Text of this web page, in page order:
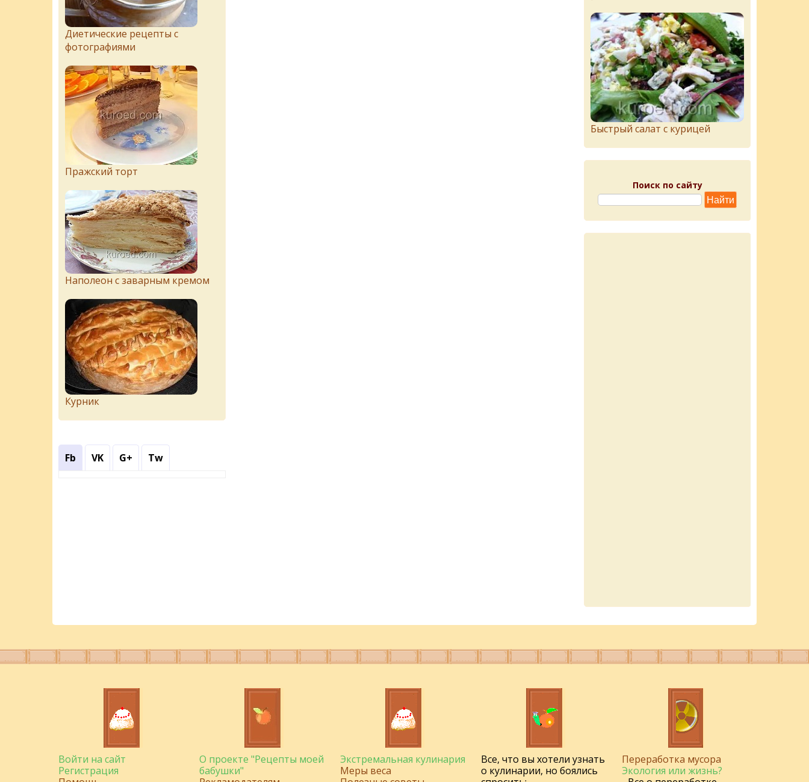
Диетические рецепты с
фотографиями
Пражский торт
Наполеон с заварным кремом
Курник
Fb VK G+ Tw
Быстрый салат с курицей
Поиск по сайту
Войти на сайт
Регистрация
О проекте "Рецепты моей
бабушки"
Экстремальная кулинария
Меры веса
Все, что вы хотели узнать
о кулинарии, но боялись
Переработка мусора
Экология или жизнь?